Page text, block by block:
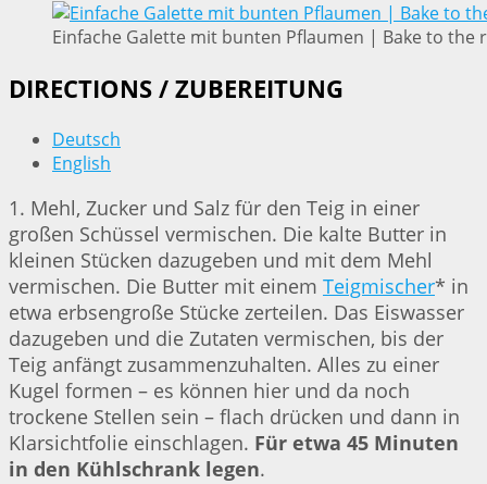
Einfache Galette mit bunten Pflaumen | Bake to the
DIRECTIONS / ZUBEREITUNG
Deutsch
English
1. Mehl, Zucker und Salz für den Teig in einer
großen Schüssel vermischen. Die kalte Butter in
kleinen Stücken dazugeben und mit dem Mehl
vermischen. Die Butter mit einem Teigmischer* in
etwa erbsengroße Stücke zerteilen. Das Eiswasser
dazugeben und die Zutaten vermischen, bis der
Teig anfängt zusammenzuhalten. Alles zu einer
Kugel formen – es können hier und da noch
trockene Stellen sein – flach drücken und dann in
Klarsichtfolie einschlagen. Für etwa 45 Minuten
in den Kühlschrank legen.